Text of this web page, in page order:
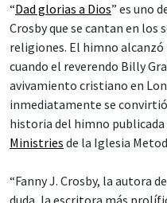
“Dad glorias a Dios” es uno
Crosby que se cantan en los
religiones. El himno alcanzó
cuando el reverendo Billy
avivamiento cristiano en
inmediatamente se
historia del himno publicada
Ministries de la Iglesia
“Fanny J. Crosby, la autora